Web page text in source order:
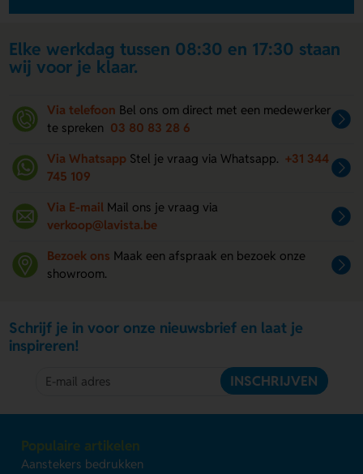
Elke werkdag tussen 08:30 en 17:30 staan
wij voor je klaar.
Via telefoon Bel ons om direct met een medewerker
te spreken 03 80 83 28 6
Via Whatsapp Stel je vraag via Whatsapp. +31 344
745 109
Via E-mail Mail ons je vraag via
verkoop@lavista.be
Bezoek ons Maak een afspraak en bezoek onze
showroom.
Schrijf je in voor onze nieuwsbrief en laat je
inspireren!
INSCHRIJVEN
Populaire artikelen
Aanstekers bedrukken